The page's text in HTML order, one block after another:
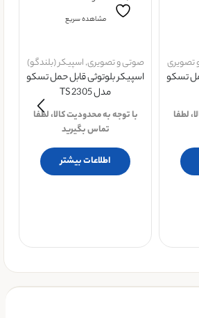
تصویری
تسکو
لطفا
مشاهده سریع
صوتی و تصویری,اسپیکر (بلندگو)
اسپیکر بلوتوثی قابل حمل تسکو
مدل TS 2305
با توجه به محدودیت کالا، لطفا
تماس بگیرید
اطلاعات بیشتر